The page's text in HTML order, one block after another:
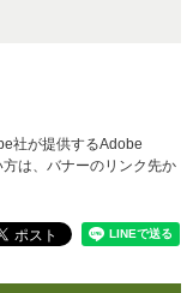
社が提供するAdobe
は、バナーのリンク先か